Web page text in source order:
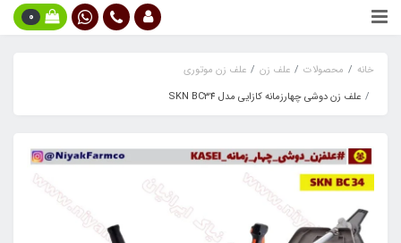
0
خانه محصولات علف زن
علف زن موتوری
علف زن دوشی چهارزمانه کازایی مدل SKN BC34